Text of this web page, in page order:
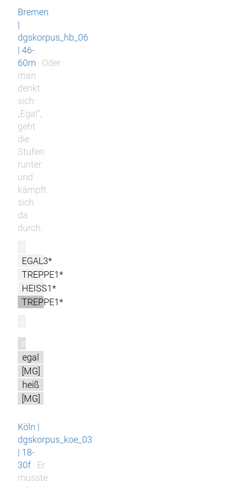
Bremen
|
dgskorpus_hb_06
| 46-
60m
Oder
man
denkt
sich:
„Egal“,
geht
die
Stufen
runter
und
kämpft
sich
da
durch.
EGAL3*
TREPPE1*
HEISS1*
TREPPE1*
m
egal
[MG]
heiß
[MG]
Köln |
dgskorpus_koe_03
| 18-
30f
Er
musste